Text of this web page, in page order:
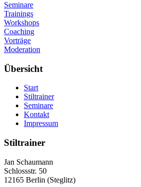
Seminare
Trainings
Workshops
Coaching
Vorträge
Moderation
Übersicht
Start
Stiltrainer
Seminare
Kontakt
Impressum
Stiltrainer
Jan Schaumann
Schlossstr. 50
12165 Berlin (Steglitz)